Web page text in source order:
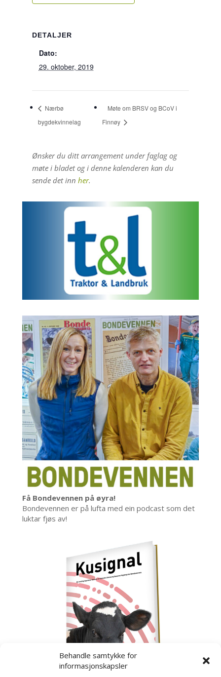
Behandle samtykke for
informasjonskapsler
DETALJER
Dato:
29. oktober, 2019
Nærbø
bygdekvinnelag
Møte om BRSV og BCoV i
Finnøy
Ønsker du ditt arrangement under faglag og
møte i bladet og i denne kalenderen kan du
sende det inn her.
Få Bondevennen på øyra!
Bondevennen er på lufta med ein podcast som det
luktar fjøs av!